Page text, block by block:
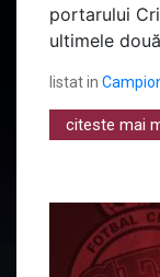
portarului
ultimele
listat in
citeste mai